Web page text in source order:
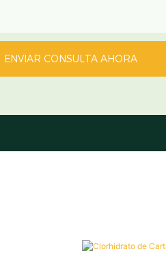
ENVIAR CONSULTA AHORA